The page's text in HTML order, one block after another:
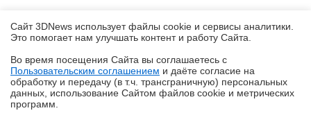
Сайт 3DNews использует файлы cookie и сервисы аналитики.
Это помогает нам улучшать контент и работу Cайта.
Во время посещения Cайта вы соглашаетесь с
Пользовательским соглашением и даёте согласие на
обработку и передачу (в т.ч. трансграничную) персональных
данных, использование Cайтом файлов cookie и метрических
программ.